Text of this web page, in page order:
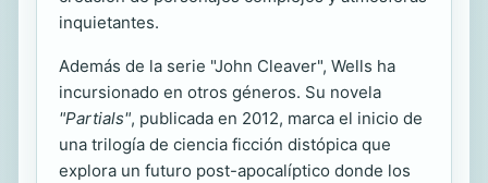
inquietantes.
Además de la serie "John Cleaver", Wells ha
incursionado en otros géneros. Su novela
"Partials", publicada en 2012, marca el inicio de
una trilogía de ciencia ficción distópica que
explora un futuro post-apocalíptico donde los